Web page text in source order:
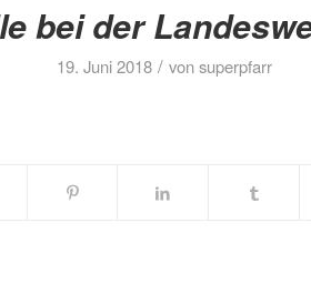
bei der
19. Juni 2018 / vonsuperpfarr